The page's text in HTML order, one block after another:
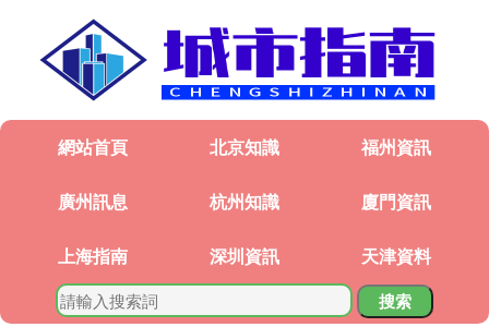
網站首頁 北京知識 福州資訊
廣州訊息 杭州知識 廈門資訊
上海指南 深圳資訊 天津資料
搜索